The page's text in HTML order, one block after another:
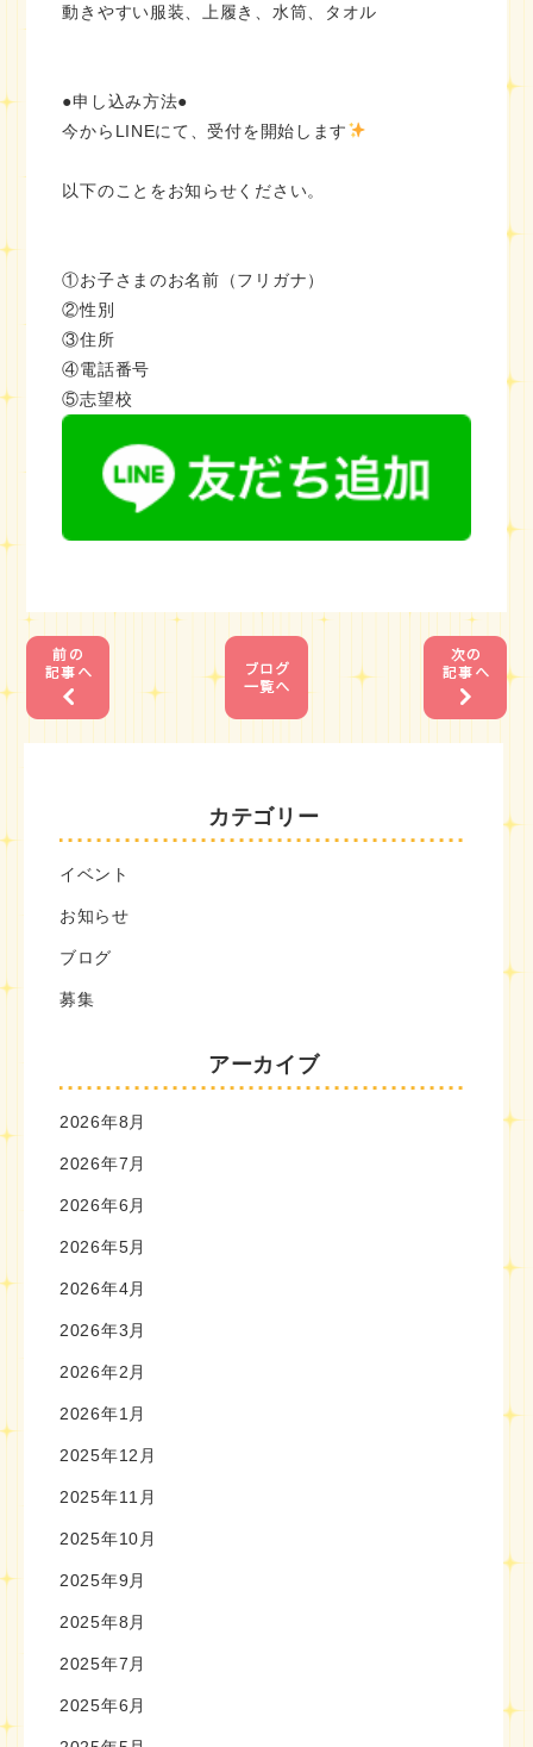
カテゴリー
イベント
お知らせ
ブログ
募集
アーカイブ
2026年8月
2026年7月
2026年6月
2026年5月
2026年4月
2026年3月
2026年2月
2026年1月
2025年12月
2025年11月
2025年10月
2025年9月
2025年8月
2025年7月
2025年6月
動きやすい服装、上履き、水筒、タオル
●申し込み方法●
今からLINEにて、受付を開始します
以下のことをお知らせください。
①お子さまのお名前（フリガナ）
②性別
③住所
④電話番号
⑤志望校
1